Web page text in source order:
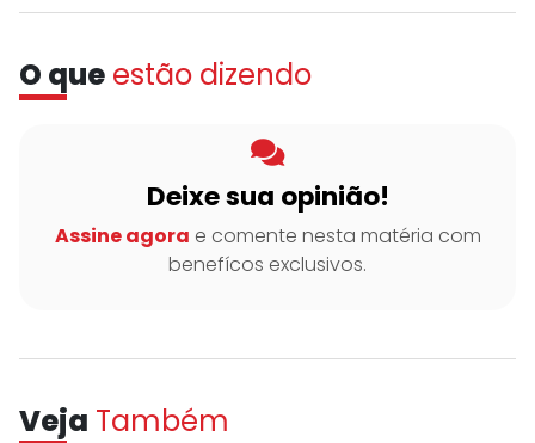
O que estão dizendo
Deixe sua opinião!
Assine agora e comente nesta matéria com
benefícos exclusivos.
Veja Também